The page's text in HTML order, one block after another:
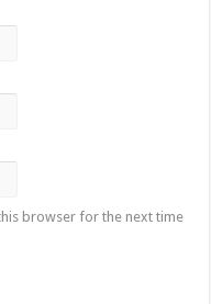
browser for the next time